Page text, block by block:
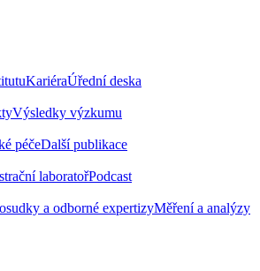
KariéraÚřední deska
Výsledky výzkumu
péčeDalší publikace
laboratořPodcast
a odborné expertizyMěření a analýzy